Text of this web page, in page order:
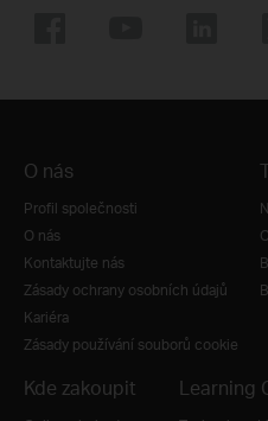
O nás
Profil společnosti
O nás
Kontaktujte nás
Zásady ochrany osobních údajů
Kariéra
Zásady používání souborů cookie
Kde zakoupit Learning